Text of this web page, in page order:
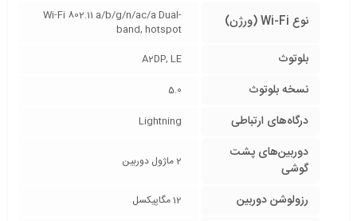
نوع Wi-Fi (ورژن)
Wi-Fi 802.11 a/b/g/n/ac/a Dual-
band, hotspot
بلوتوث A2DP, LE
نسخه بلوتوث 5.0
درگاه‌های ارتباطی Lightning
دوربین‌های پشت
گوشی
2 ماژول دوربین
رزولوشن دوربین 12 مگاپیکسل